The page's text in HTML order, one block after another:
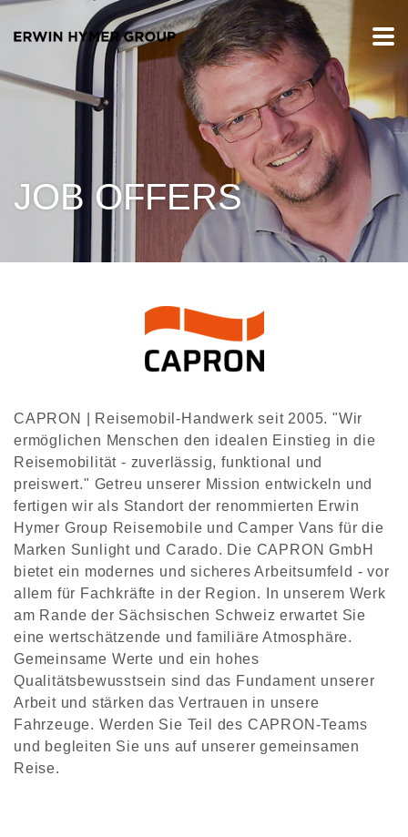
JOB OFFERS
CAPRON | Reisemobil-Handwerk seit 2005. "Wir
ermöglichen Menschen den idealen Einstieg in die
Reisemobilität - zuverlässig, funktional und
preiswert." Getreu unserer Mission entwickeln und
fertigen wir als Standort der renommierten Erwin
Hymer Group Reisemobile und Camper Vans für die
Marken Sunlight und Carado. Die CAPRON GmbH
bietet ein modernes und sicheres Arbeitsumfeld - vor
allem für Fachkräfte in der Region. In unserem Werk
am Rande der Sächsischen Schweiz erwartet Sie
eine wertschätzende und familiäre Atmosphäre.
Gemeinsame Werte und ein hohes
Qualitätsbewusstsein sind das Fundament unserer
Arbeit und stärken das Vertrauen in unsere
Fahrzeuge. Werden Sie Teil des CAPRON-Teams
und begleiten Sie uns auf unserer gemeinsamen
Reise.